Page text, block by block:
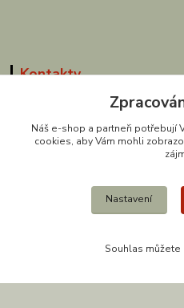
Kontakty
608 867 477
obchod@zuzishop.cz
Náš e-shop a partneři potřebují
cookies, aby Vám mohli
Nastavení
Souhlas